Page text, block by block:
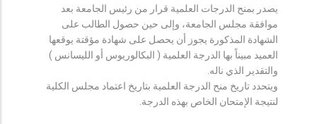
يصدر بمنح الدرجات العلمية قرار من رئيس الجامعة بعد
موافقة مجلس الجامعة، وإلى حين حصول الطالب على
الشهادة المذكورة يجوز أن يحصل على شهادة مؤقتة يوقعها
العميد مبيناً بها الدرجة العلمية ( البكالوريوس أو الليسانس )
والتقدير الذي ناله.
ويتحدد تاريخ منح الدرجة العلمية بتاريخ اعتماد مجلس الكلية
لنتيجة الإمتحان الخاص بهذه الدرجة.